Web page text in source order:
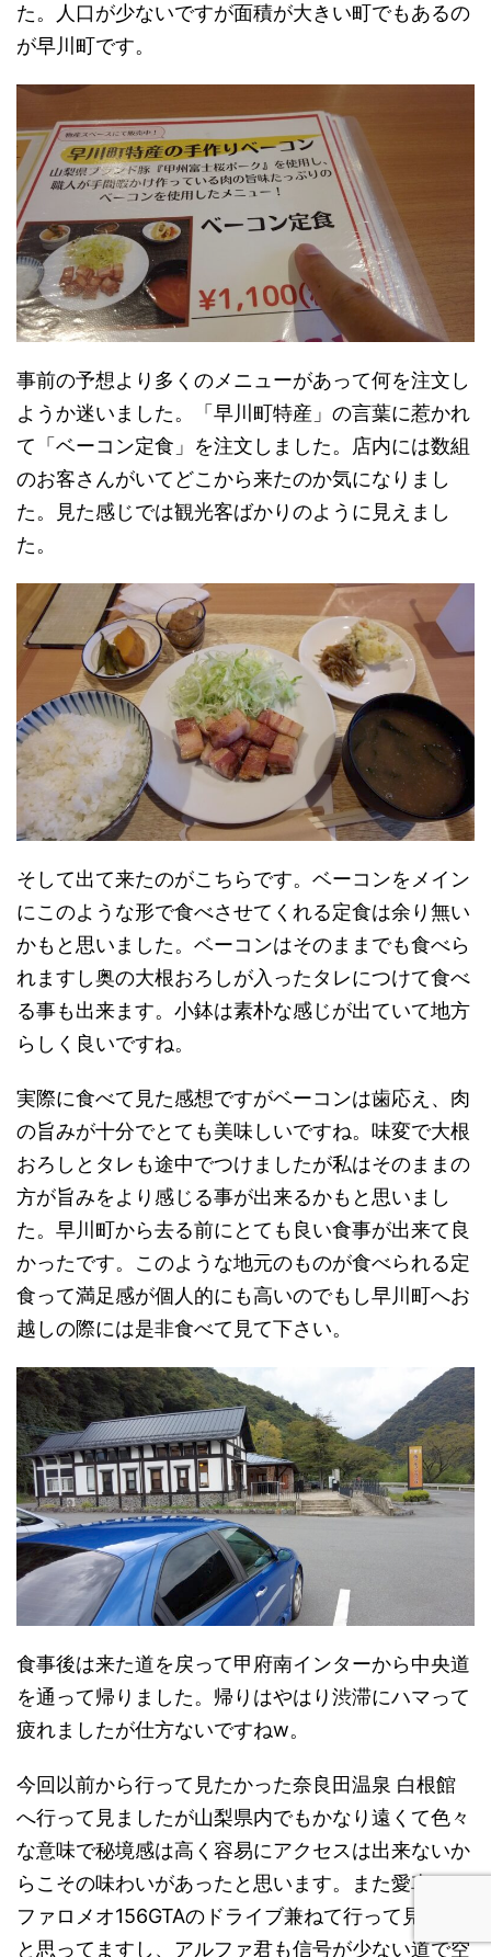
た。人口が少ないですが面積が大きい町でもあるの
が早川町です。
事前の予想より多くのメニューがあって何を注文し
ようか迷いました。「早川町特産」の言葉に惹かれ
て「ベーコン定食」を注文しました。店内には数組
のお客さんがいてどこから来たのか気になりまし
た。見た感じでは観光客ばかりのように見えまし
た。
そして出て来たのがこちらです。ベーコンをメイン
にこのような形で食べさせてくれる定食は余り無い
かもと思いました。ベーコンはそのままでも食べら
れますし奥の大根おろしが入ったタレにつけて食べ
る事も出来ます。小鉢は素朴な感じが出ていて地方
らしく良いですね。
実際に食べて見た感想ですがベーコンは歯応え、肉
の旨みが十分でとても美味しいですね。味変で大根
おろしとタレも途中でつけましたが私はそのままの
方が旨みをより感じる事が出来るかもと思いまし
た。早川町から去る前にとても良い食事が出来て良
かったです。このような地元のものが食べられる定
食って満足感が個人的にも高いのでもし早川町へお
越しの際には是非食べて見て下さい。
食事後は来た道を戻って甲府南インターから中央道
を通って帰りました。帰りはやはり渋滞にハマって
疲れましたが仕方ないですねw。
今回以前から行って見たかった奈良田温泉 白根館
へ行って見ましたが山梨県内でもかなり遠くて色々
な意味で秘境感は高く容易にアクセスは出来ないか
らこその味わいがあったと思います。また愛車アル
ファロメオ156GTAのドライブ兼ねて行って見たい
と思ってますし、アルファ君も信号が少ない道で空